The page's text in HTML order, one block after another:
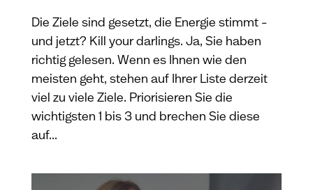
Die Ziele sind gesetzt, die Energie stimmt –
und jetzt? Kill your darlings. Ja, Sie haben
richtig gelesen. Wenn es Ihnen wie den
meisten geht, stehen auf Ihrer Liste derzeit
viel zu viele Ziele. Priorisieren Sie die
wichtigsten 1 bis 3 und brechen Sie diese
auf...